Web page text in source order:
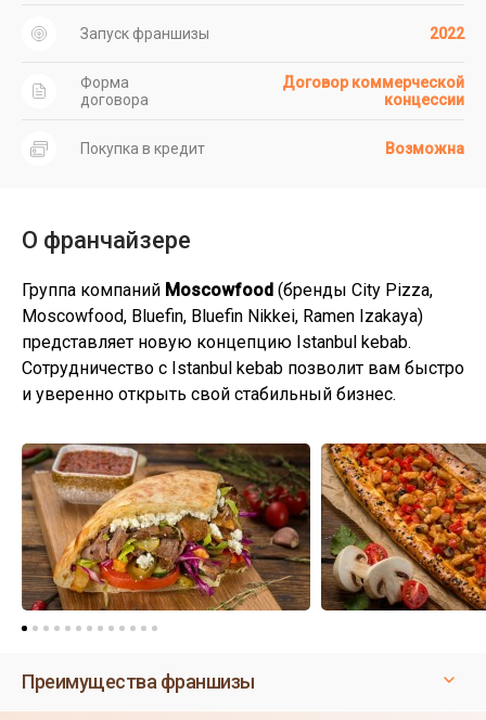
Запуск франшизы 2022
Форма
договора
Договор коммерческой
концессии
Покупка в кредит Возможна
О франчайзере
Группа компаний Moscowfood (бренды City Pizza,
Moscowfood, Bluefin, Bluefin Nikkei, Ramen Izakaya)
представляет новую концепцию Istanbul kebab.
Сотрудничество с Istanbul kebab позволит вам быстро
и уверенно открыть свой стабильный бизнес.
Преимущества франшизы